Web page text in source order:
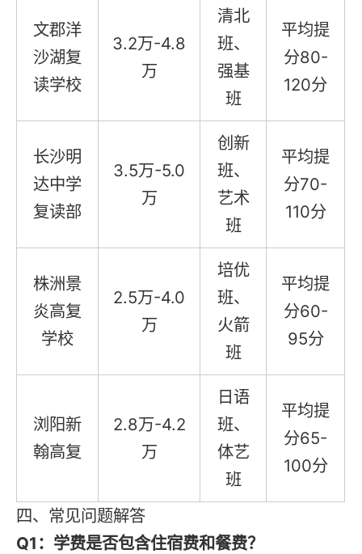
文郡洋
沙湖复
读学校
3.2万-4.8
万
清北
班、
强基
班
平均提
分80-
120分
长沙明
达中学
复读部
3.5万-5.0
万
创新
班、
艺术
班
平均提
分70-
110分
株洲景
炎高复
学校
2.5万-4.0
万
培优
班、
火箭
班
平均提
分60-
95分
浏阳新
翰高复
2.8万-4.2
万
日语
班、
体艺
班
平均提
分65-
100分
四、常见问题解答
Q1：学费是否包含住宿费和餐费？